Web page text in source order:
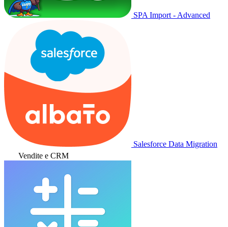
SPA Import - Advanced
Salesforce Data Migration
Vendite e CRM